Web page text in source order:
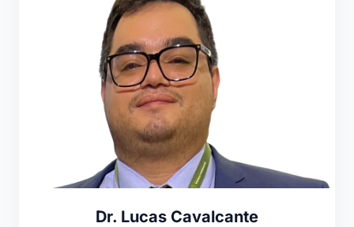
Dr. Lucas Cavalcante